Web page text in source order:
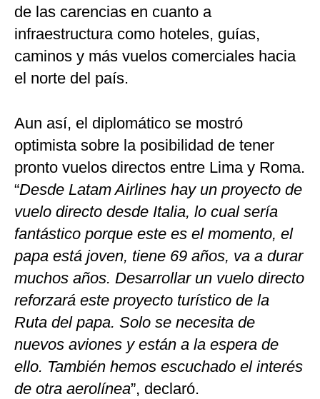
de las carencias en cuanto a
infraestructura como hoteles, guías,
caminos y más vuelos comerciales hacia
el norte del país.
Aun así, el diplomático se mostró
optimista sobre la posibilidad de tener
pronto vuelos directos entre Lima y Roma.
“Desde Latam Airlines hay un proyecto de
vuelo directo desde Italia, lo cual sería
fantástico porque este es el momento, el
papa está joven, tiene 69 años, va a durar
muchos años. Desarrollar un vuelo directo
reforzará este proyecto turístico de la
Ruta del papa. Solo se necesita de
nuevos aviones y están a la espera de
ello. También hemos escuchado el interés
de otra aerolínea”, declaró.